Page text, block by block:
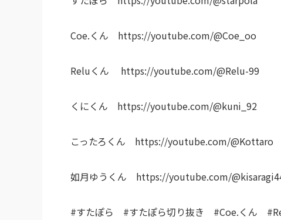
Coe.くん https://youtube.com/@Coe_oo
Reluくん https://youtube.com/@Relu-99
くにくん https://youtube.com/@kuni_92
こったろくん https://youtube.com/@Kottaro
如月ゆうくん https://youtube.com/
#すたぽら #すたぽら切り抜き #Coe.くん